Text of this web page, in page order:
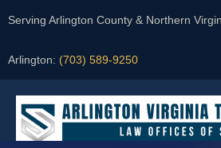
Serving Arlington County & Northern
Arlington: (703) 589-9250